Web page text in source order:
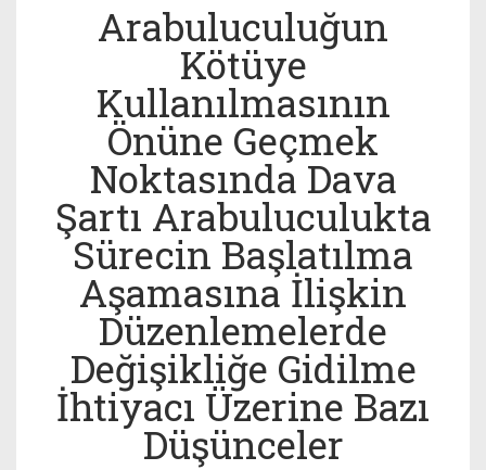
Arabuluculuğun
Kötüye
Kullanılmasının
Önüne Geçmek
Noktasında Dava
Şartı Arabuluculukta
Sürecin Başlatılma
Aşamasına İlişkin
Düzenlemelerde
Değişikliğe Gidilme
İhtiyacı Üzerine Bazı
Düşünceler